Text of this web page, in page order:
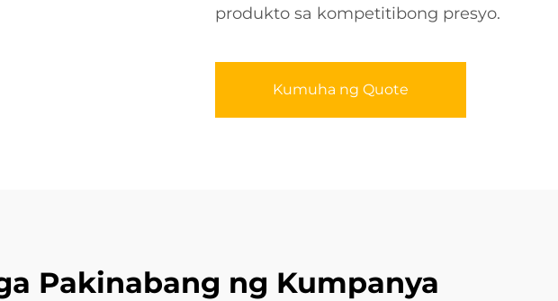
produkto sa kompetitibong presyo.
Kumuha ng Quote
Pakinabang ng Kumpanya